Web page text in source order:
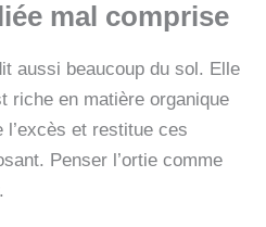
mal comprise
aussi beaucoup du sol. Elle
riche en matière organique
et restitue ces
Penser l’ortie comme